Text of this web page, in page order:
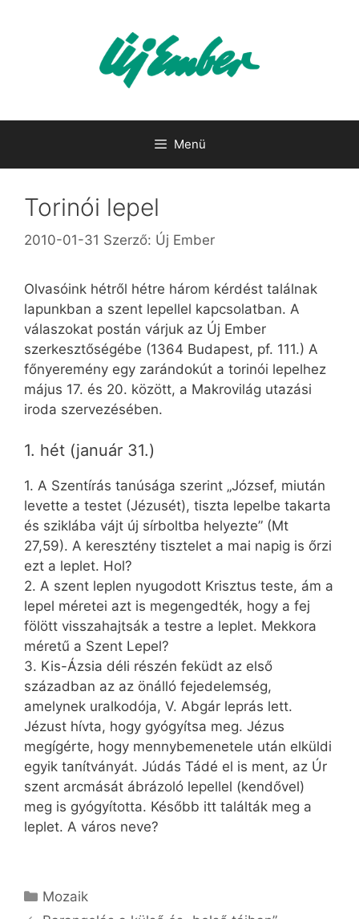
Menü
Torinói lepel
2010-01-31 Szerző: Új Ember
Olvasóink hétről hétre három kérdést találnak
lapunkban a szent lepellel kapcsolatban. A
válaszokat postán várjuk az Új Ember
szerkesztőségébe (1364 Budapest, pf. 111.) A
főnyeremény egy zarándokút a torinói lepelhez
május 17. és 20. között, a Makrovilág utazási
iroda szervezésében.
1. hét (január 31.)
1. A Szentírás tanúsága szerint „József, miután
levette a testet (Jézusét), tiszta lepelbe takarta
és sziklába vájt új sírboltba helyezte” (Mt
27,59). A keresztény tisztelet a mai napig is őrzi
ezt a leplet. Hol?
2. A szent leplen nyugodott Krisztus teste, ám a
lepel méretei azt is megengedték, hogy a fej
fölött visszahajtsák a testre a leplet. Mekkora
méretű a Szent Lepel?
3. Kis-Ázsia déli részén feküdt az első
században az az önálló fejedelemség,
amelynek uralkodója, V. Abgár leprás lett.
Jézust hívta, hogy gyógyítsa meg. Jézus
megígérte, hogy mennybemenetele után elküldi
egyik tanítványát. Júdás Tádé el is ment, az Úr
szent arcmását ábrázoló lepellel (kendővel)
meg is gyógyította. Később itt találták meg a
leplet. A város neve?
Kategória
Mozaik